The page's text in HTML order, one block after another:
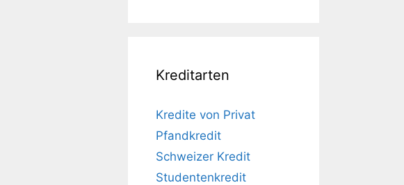
Kreditarten
Kredite von Privat
Pfandkredit
Schweizer Kredit
Studentenkredit